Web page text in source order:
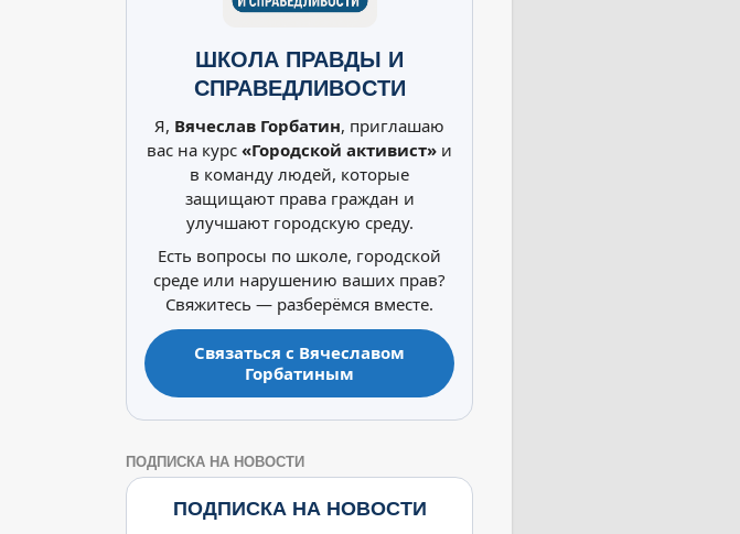
ШКОЛА ПРАВДЫ И
СПРАВЕДЛИВОСТИ
Я, Вячеслав Горбатин, приглашаю
вас на курс «Городской активист» и
в команду людей, которые
защищают права граждан и
улучшают городскую среду.
Есть вопросы по школе, городской
среде или нарушению ваших прав?
Свяжитесь — разберёмся вместе.
Связаться с Вячеславом
Горбатиным
ПОДПИСКА НА НОВОСТИ
ПОДПИСКА НА НОВОСТИ